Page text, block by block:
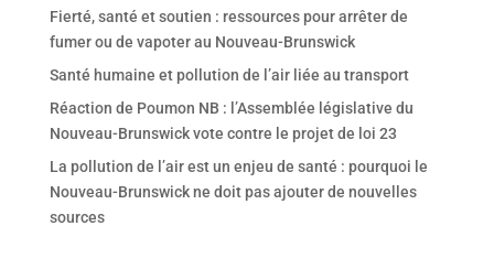
Fierté, santé et soutien : ressources pour arrêter de
fumer ou de vapoter au Nouveau-Brunswick
Santé humaine et pollution de l’air liée au transport
Réaction de Poumon NB : l’Assemblée législative du
Nouveau-Brunswick vote contre le projet de loi 23
La pollution de l’air est un enjeu de santé : pourquoi le
Nouveau-Brunswick ne doit pas ajouter de nouvelles
sources